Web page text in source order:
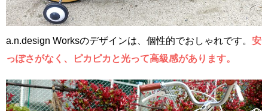
a.n.design Worksのデザインは、個性的でおしゃれです。 安
っぽさがなく、ピカピカと光って高級感があります。